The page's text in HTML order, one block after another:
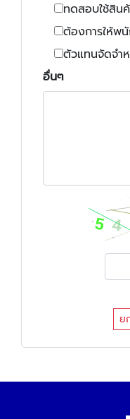
ทดสอบใช้สิน
ต้องการให้พ
ตัวแทนจัดจำ
อื่นๆ
ย